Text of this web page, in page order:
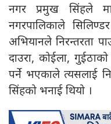
नगर प्रमुख सिंहले
नगरपालिकाले
अभियानले निरन्तरता
दाउरा, कोईला,
पर्ने भएकाले त्यसलाई
सिंहको भनाई थियो ।